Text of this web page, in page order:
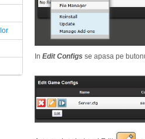
In Edit Configs se apasa pe